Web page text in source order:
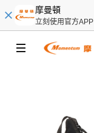
摩曼頓
立刻使用官方APP